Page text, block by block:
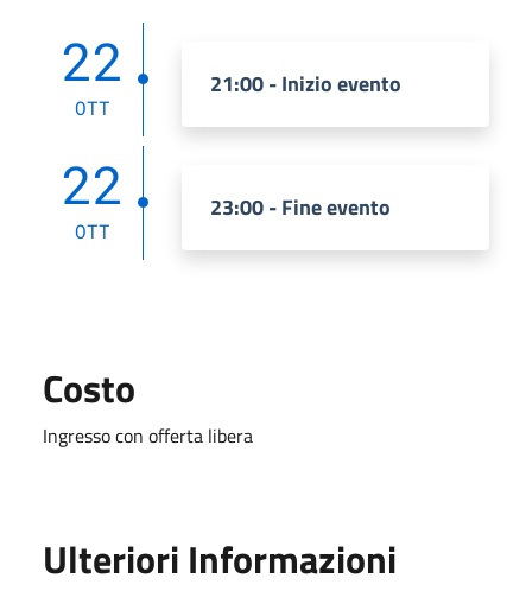
22
OTT
21:00 - Inizio evento
22
OTT
23:00 - Fine evento
Costo
Ingresso con offerta libera
Ulteriori Informazioni